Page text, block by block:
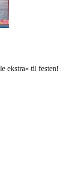
ekstra» til festen!